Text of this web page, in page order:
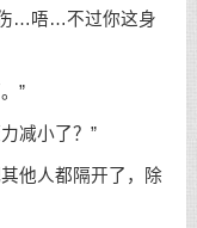
…唔…不过你这身
”
减小了？”
他人都隔开了，除